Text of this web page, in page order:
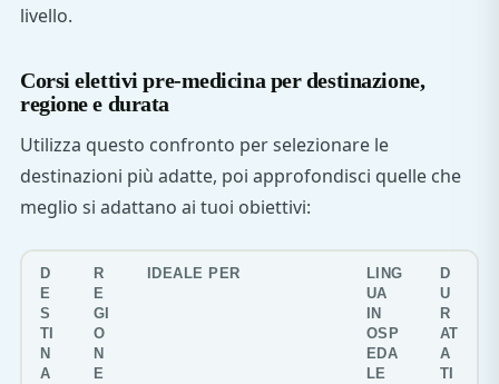
livello.
Corsi elettivi pre-medicina per destinazione,
regione e durata
Utilizza questo confronto per selezionare le
destinazioni più adatte, poi approfondisci quelle che
meglio si adattano ai tuoi obiettivi:
D
E
S
TI
N
A
R
E
GI
O
N
E
IDEALE PER
LING
UA
IN
OSP
EDA
LE
D
U
R
AT
A
TI